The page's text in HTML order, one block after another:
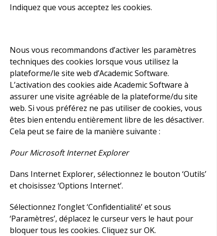
Indiquez que vous acceptez les cookies.
Nous vous recommandons d’activer les paramètres
techniques des cookies lorsque vous utilisez la
plateforme/le site web d’Academic Software.
L’activation des cookies aide Academic Software à
assurer une visite agréable de la plateforme/du site
web. Si vous préférez ne pas utiliser de cookies, vous
êtes bien entendu entièrement libre de les désactiver.
Cela peut se faire de la manière suivante :
Pour Microsoft Internet Explorer
Dans Internet Explorer, sélectionnez le bouton ‘Outils’
et choisissez ‘Options Internet’.
Sélectionnez l’onglet ‘Confidentialité’ et sous
‘Paramètres’, déplacez le curseur vers le haut pour
bloquer tous les cookies. Cliquez sur OK.